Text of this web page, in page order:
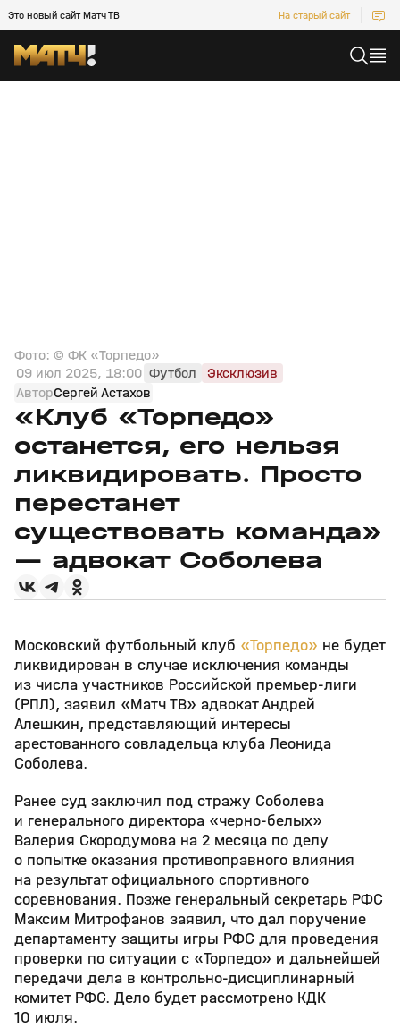
Это новый сайт Матч ТВ На старый сайт
Фото: © ФК «Торпедо»
09 июл 2025, 18:00 Футбол
Эксклюзив
АвторСергей Астахов
«Клуб «Торпедо»
останется, его нельзя
ликвидировать. Просто
перестанет
существовать команда»
— адвокат Соболева
Московский футбольный клуб «Торпедо» не будет
ликвидирован в случае исключения команды
из числа участников Российской премьер‑лиги
(РПЛ), заявил «Матч ТВ» адвокат Андрей
Алешкин, представляющий интересы
арестованного совладельца клуба Леонида
Соболева.
Ранее суд заключил под стражу Соболева
и генерального директора «черно‑белых»
Валерия Скородумова на 2 месяца по делу
о попытке оказания противоправного влияния
на результат официального спортивного
соревнования. Позже генеральный секретарь РФС
Максим Митрофанов заявил, что дал поручение
департаменту защиты игры РФС для проведения
проверки по ситуации с «Торпедо» и дальнейшей
передачи дела в контрольно‑дисциплинарный
комитет РФС. Дело будет рассмотрено КДК
10 июля.